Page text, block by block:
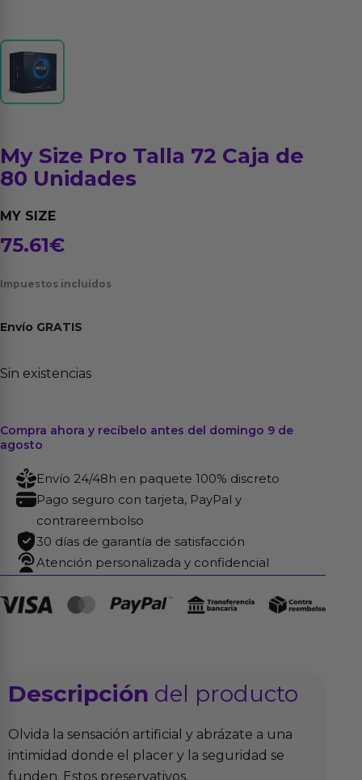
My Size Pro Talla 72 Caja de
80 Unidades
MY SIZE
75.61€
Impuestos incluídos
Envío GRATIS
Sin existencias
Compra ahora y recíbelo antes del domingo 9 de
agosto
Envío 24/48h en paquete 100% discreto
Pago seguro con tarjeta, PayPal y
contrareembolso
30 días de garantía de satisfacción
Atención personalizada y confidencial
Descripción del producto
Olvida la sensación artificial y abrázate a una
intimidad donde el placer y la seguridad se
funden. Estos preservativos,